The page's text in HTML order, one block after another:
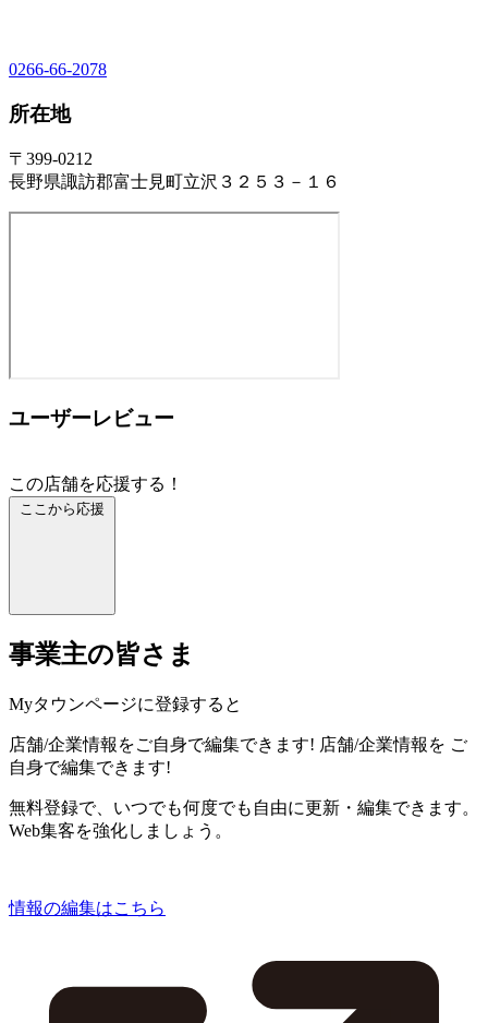
0266-66-2078
所在地
〒399-0212
長野県諏訪郡富士見町立沢３２５３－１６
ユーザーレビュー
この店舗を応援する！
ここから応援
事業主の皆さま
Myタウンページに登録すると
店舗/企業情報をご自身で編集できます! 店舗/企業情報を ご
自身で編集できます!
無料登録で、いつでも何度でも自由に更新・編集できます。
Web集客を強化しましょう。
情報の編集はこちら